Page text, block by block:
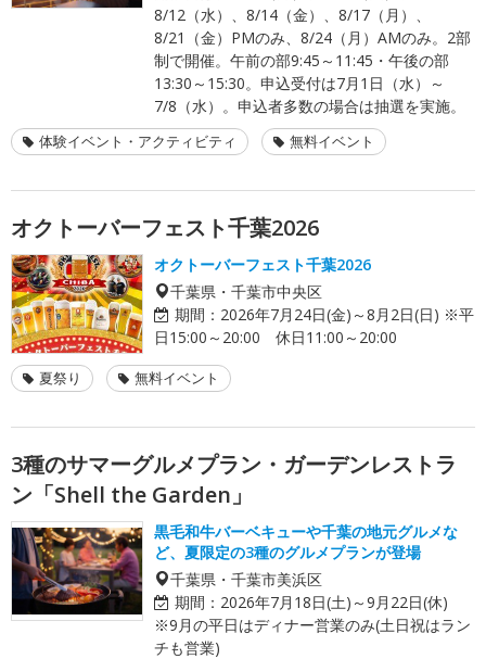
8/12（水）、8/14（金）、8/17（月）、
8/21（金）PMのみ、8/24（月）AMのみ。2部
制で開催。午前の部9:45～11:45・午後の部
13:30～15:30。申込受付は7月1日（水）～
7/8（水）。申込者多数の場合は抽選を実施。
体験イベント・アクティビティ 無料イベント
オクトーバーフェスト千葉2026
オクトーバーフェスト千葉2026
千葉県・千葉市中央区
期間： 2026年7月24日(金)～8月2日(日) ※平
日15:00～20:00 休日11:00～20:00
夏祭り 無料イベント
3種のサマーグルメプラン・ガーデンレストラ
ン「Shell the Garden」
黒毛和牛バーベキューや千葉の地元グルメな
ど、夏限定の3種のグルメプランが登場
千葉県・千葉市美浜区
期間： 2026年7月18日(土)～9月22日(休)
※9月の平日はディナー営業のみ(土日祝はラン
チも営業)